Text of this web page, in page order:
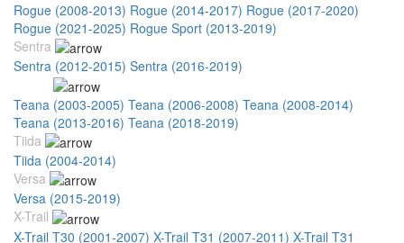
Rogue (2008-2013) Rogue (2014-2017) Rogue (2017-2020)
Rogue (2021-2025) Rogue Sport (2013-2019)
Sentra
Sentra (2012-2015) Sentra (2016-2019)
Teana (2003-2005) Teana (2006-2008) Teana (2008-2014)
Teana (2013-2016) Teana (2018-2019)
Tiida
Tiida (2004-2014)
Versa
Versa (2015-2019)
X-Trail
X-Trail T30 (2001-2007) X-Trail T31 (2007-2011) X-Trail T31